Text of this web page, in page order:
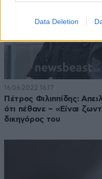
Data Deletion
16·06·2022 16:17
Πέτρος Φιλιππίδης:
ότι πέθανε – «Είναι
δικηγόρος του